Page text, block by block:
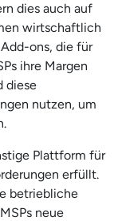
dies auch auf
wirtschaftlich
ons, die für
ihre Margen
diese
nutzen, um
Plattform für
erfüllt.
betriebliche
neue